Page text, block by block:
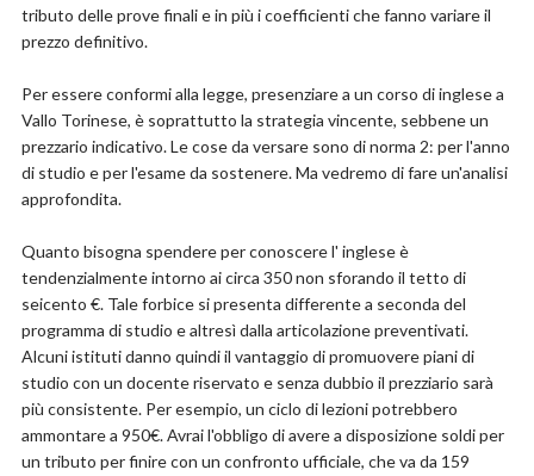
tributo delle prove finali e in più i coefficienti che fanno variare il
prezzo definitivo.
Per essere conformi alla legge, presenziare a un corso di inglese a
Vallo Torinese, è soprattutto la strategia vincente, sebbene un
prezzario indicativo. Le cose da versare sono di norma 2: per l'anno
di studio e per l'esame da sostenere. Ma vedremo di fare un'analisi
approfondita.
Quanto bisogna spendere per conoscere l' inglese è
tendenzialmente intorno ai circa 350 non sforando il tetto di
seicento €. Tale forbice si presenta differente a seconda del
programma di studio e altresì dalla articolazione preventivati.
Alcuni istituti danno quindi il vantaggio di promuovere piani di
studio con un docente riservato e senza dubbio il prezziario sarà
più consistente. Per esempio, un ciclo di lezioni potrebbero
ammontare a 950€. Avrai l'obbligo di avere a disposizione soldi per
un tributo per finire con un confronto ufficiale, che va da 159